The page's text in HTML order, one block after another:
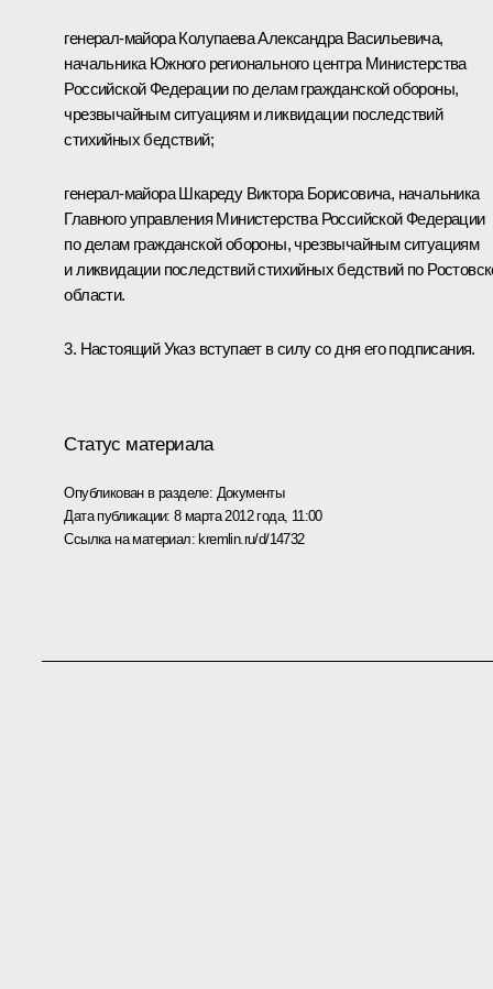
генерал-майора Колупаева Александра Васильевича,
начальника Южного регионального центра Министерства
Российской Федерации по делам гражданской обороны,
чрезвычайным ситуациям и ликвидации последствий
стихийных бедствий;
генерал-майора Шкареду Виктора Борисовича, начальника
Главного управления Министерства Российской Федерации
по делам гражданской обороны, чрезвычайным ситуациям
и ликвидации последствий стихийных бедствий по
области.
3. Настоящий Указ вступает в силу со дня его подписания.
Статус материала
Опубликован в разделе: Документы
Дата публикации:8 марта 2012 года, 11:00
Ссылка на материал: kremlin.ru/d/14732